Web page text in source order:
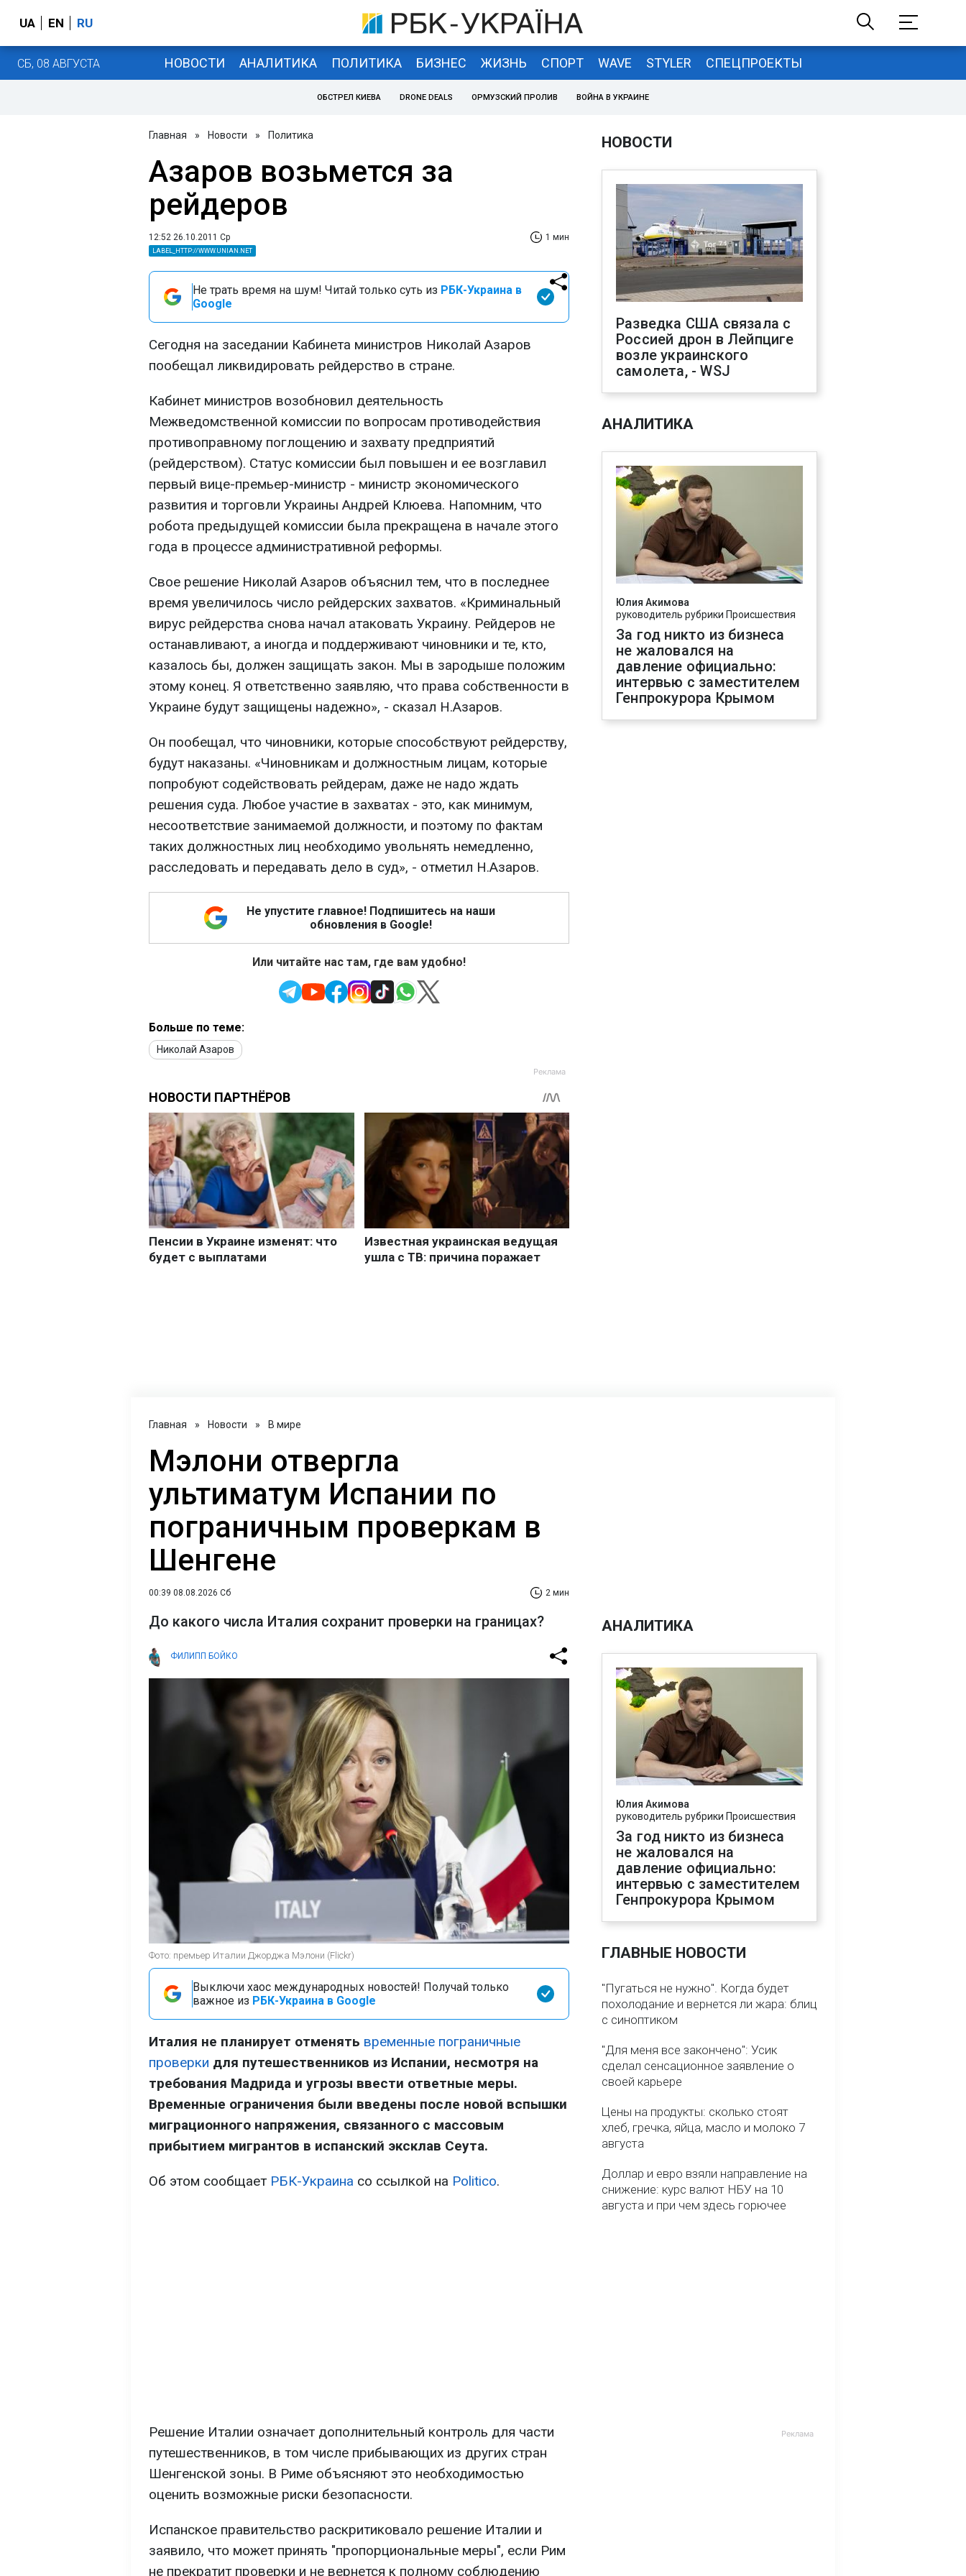
UA EN RU
СБ, 08 АВГУСТА НОВОСТИ АНАЛИТИКА ПОЛИТИКА БИЗНЕС ЖИЗНЬ СПОРТ WAVE STYLER СПЕЦПРОЕКТЫ
ОБСТРЕЛ КИЕВА DRONE DEALS ОРМУЗСКИЙ ПРОЛИВ ВОЙНА В УКРАИНЕ
Главная » Новости » Политика
Азаров возьмется за
рейдеров
12:52 26.10.2011 Ср 1 мин
LABEL_HTTP://WWW.UNIAN.NET
Не трать время на шум! Читай только суть из РБК-Украина в
Google
Сегодня на заседании Кабинета министров Николай Азаров
пообещал ликвидировать рейдерство в стране.
Кабинет министров возобновил деятельность
Межведомственной комиссии по вопросам противодействия
противоправному поглощению и захвату предприятий
(рейдерством). Статус комиссии был повышен и ее возглавил
первый вице-премьер-министр - министр экономического
развития и торговли Украины Андрей Клюева. Напомним, что
робота предыдущей комиссии была прекращена в начале этого
года в процессе административной реформы.
Свое решение Николай Азаров объяснил тем, что в последнее
время увеличилось число рейдерских захватов. «Криминальный
вирус рейдерства снова начал атаковать Украину. Рейдеров не
останавливают, а иногда и поддерживают чиновники и те, кто,
казалось бы, должен защищать закон. Мы в зародыше положим
этому конец. Я ответственно заявляю, что права собственности в
Украине будут защищены надежно», - сказал Н.Азаров.
Он пообещал, что чиновники, которые способствуют рейдерству,
будут наказаны. «Чиновникам и должностным лицам, которые
попробуют содействовать рейдерам, даже не надо ждать
решения суда. Любое участие в захватах - это, как минимум,
несоответствие занимаемой должности, и поэтому по фактам
таких должностных лиц необходимо увольнять немедленно,
расследовать и передавать дело в суд», - отметил Н.Азаров.
Не упустите главное! Подпишитесь на наши
обновления в Google!
Или читайте нас там, где вам удобно!
Больше по теме:
Николай Азаров
НОВОСТИ
Разведка США связала с
Россией дрон в Лейпциге
возле украинского
самолета, - WSJ
АНАЛИТИКА
Юлия Акимова
руководитель рубрики Происшествия
За год никто из бизнеса
не жаловался на
давление официально:
интервью с заместителем
Генпрокурора Крымом
Главная » Новости » В мире
Мэлони отвергла
ультиматум Испании по
пограничным проверкам в
Шенгене
00:39 08.08.2026 Сб 2 мин
До какого числа Италия сохранит проверки на границах?
ФИЛИПП БОЙКО
Фото: премьер Италии Джорджа Мэлони (Flickr)
Выключи хаос международных новостей! Получай только
важное из РБК-Украина в Google
Италия не планирует отменять временные пограничные
проверки для путешественников из Испании, несмотря на
требования Мадрида и угрозы ввести ответные меры.
Временные ограничения были введены после новой вспышки
миграционного напряжения, связанного с массовым
прибытием мигрантов в испанский эксклав Сеута.
Об этом сообщает РБК-Украина со ссылкой на Politico.
Решение Италии означает дополнительный контроль для части
путешественников, в том числе прибывающих из других стран
Шенгенской зоны. В Риме объясняют это необходимостью
оценить возможные риски безопасности.
Испанское правительство раскритиковало решение Италии и
заявило, что может принять "пропорциональные меры", если Рим
не прекратит проверки и не вернется к полному соблюдению
АНАЛИТИКА
Юлия Акимова
руководитель рубрики Происшествия
За год никто из бизнеса
не жаловался на
давление официально:
интервью с заместителем
Генпрокурора Крымом
ГЛАВНЫЕ НОВОСТИ
"Пугаться не нужно". Когда будет
похолодание и вернется ли жара: блиц
с синоптиком
"Для меня все закончено": Усик
сделал сенсационное заявление о
своей карьере
Цены на продукты: сколько стоят
хлеб, гречка, яйца, масло и молоко 7
августа
Доллар и евро взяли направление на
снижение: курс валют НБУ на 10
августа и при чем здесь горючее